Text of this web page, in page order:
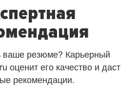
ваше резюме? Карьерный
оценит его качество и даст
рекомендации.